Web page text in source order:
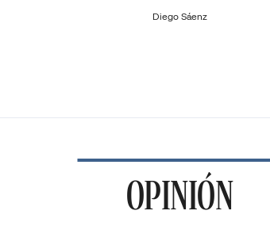
Diego Sáenz
OPINIÓN